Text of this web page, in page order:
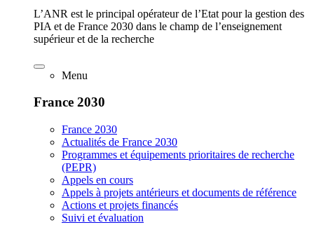
L’ANR est le principal opérateur de l’Etat pour la gestion des
PIA et de France 2030 dans le champ de l’enseignement
supérieur et de la recherche
Menu
France 2030
France 2030
Actualités de France 2030
Programmes et équipements prioritaires de recherche
(PEPR)
Appels en cours
Appels à projets antérieurs et documents de référence
Actions et projets financés
Suivi et évaluation